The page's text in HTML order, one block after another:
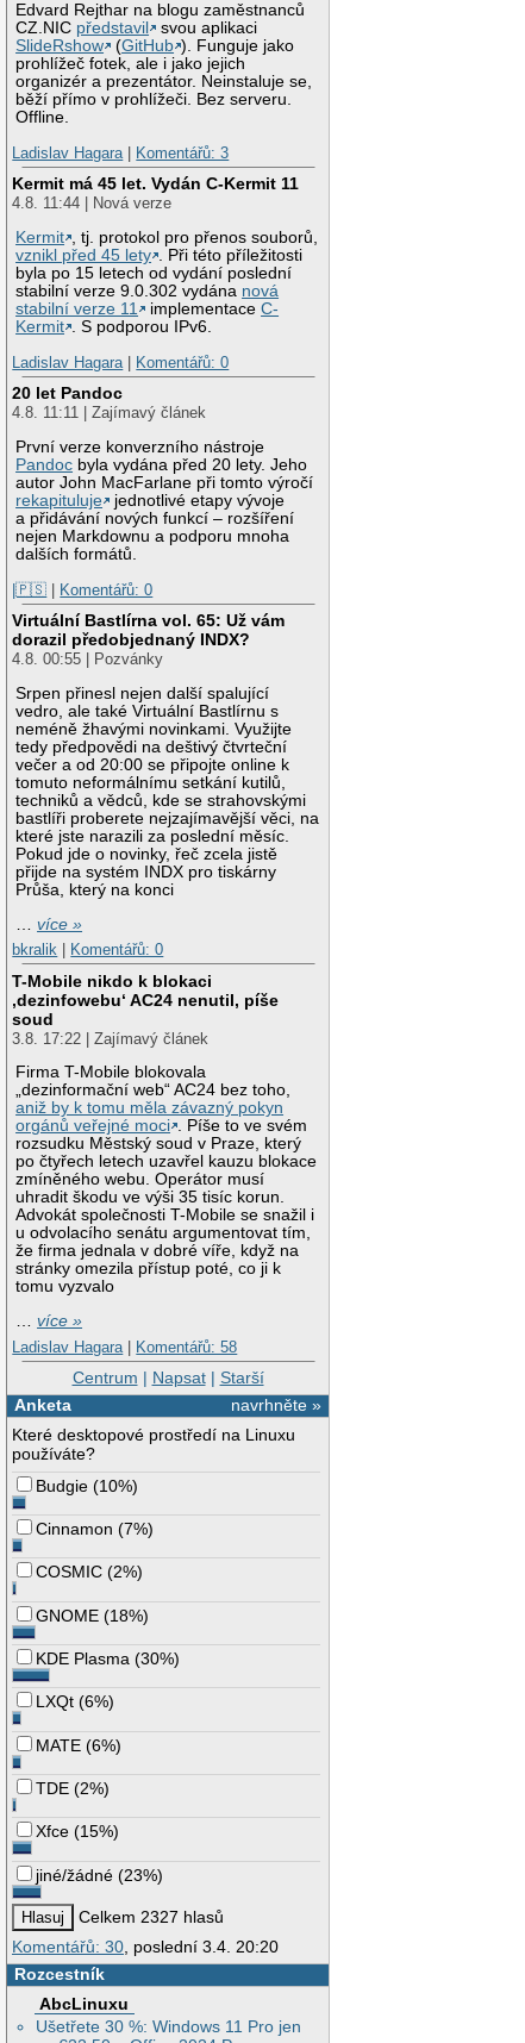
Edvard Rejthar na blogu zaměstnanců
CZ.NIC představil
svou aplikaci
SlideRshow
(GitHub ). Funguje jako
prohlížeč fotek, ale i jako jejich
organizér a prezentátor. Neinstaluje se,
běží přímo v prohlížeči. Bez serveru.
Offline.
Ladislav Hagara | Komentářů: 3
Kermit má 45 let. Vydán C-Kermit 11
4.8. 11:44 | Nová verze
Kermit , tj. protokol pro přenos souborů,
vznikl před 45 lety . Při této příležitosti
byla po 15 letech od vydání poslední
stabilní verze 9.0.302 vydána nová
stabilní verze 11
implementaceC-
Kermit . S podporou IPv6.
Ladislav Hagara | Komentářů: 0
20 let Pandoc
4.8. 11:11 | Zajímavý článek
První verze konverzního nástroje
Pandoc byla vydána před 20 lety. Jeho
autor John MacFarlane při tomto výročí
rekapituluje
jednotlivé etapy vývoje
a přidávání nových funkcí – rozšíření
nejen Markdownu a podporu mnoha
dalších formátů.
|🇵🇸 | Komentářů: 0
Virtuální Bastlírna vol. 65: Už vám
dorazil předobjednaný INDX?
4.8. 00:55 | Pozvánky
Srpen přinesl nejen další spalující
vedro, ale také Virtuální Bastlírnu s
neméně žhavými novinkami. Využijte
tedy předpovědi na deštivý čtvrteční
večer a od 20:00 se připojte online k
tomuto neformálnímu setkání kutilů,
techniků a vědců, kde se strahovskými
bastlíři proberete nejzajímavější věci, na
které jste narazili za poslední měsíc.
Pokud jde o novinky, řeč zcela jistě
přijde na systém INDX pro tiskárny
Průša, který na konci
…více »
bkralik
Komentářů: 0
T-Mobile nikdo k blokaci
‚dezinfowebu‘ AC24 nenutil, píše
soud
3.8. 17:22 | Zajímavý článek
Firma T-Mobile blokovala
„dezinformační web“ AC24 bez toho,
aniž by k tomu měla závazný pokyn
orgánů veřejné moci . Píše to ve svém
rozsudku Městský soud v Praze, který
po čtyřech letech uzavřel kauzu blokace
zmíněného webu. Operátor musí
uhradit škodu ve výši 35 tisíc korun.
Advokát společnosti T-Mobile se snažil i
u odvolacího senátu argumentovat tím,
že firma jednala v dobré víře, když na
stránky omezila přístup poté, co ji k
tomu vyzvalo
…více »
Ladislav Hagara | Komentářů: 58
Centrum | Napsat| Starší
navrhněte »
Anketa
Které desktopové prostředí na Linuxu
používáte?
Budgie (10%)
Cinnamon (7%)
COSMIC (2%)
GNOME (18%)
KDE Plasma (30%)
LXQt (6%)
MATE (6%)
TDE (2%)
Xfce (15%)
jiné/žádné (23%)
Celkem 2327 hlasů
Komentářů: 30, poslední 3.4. 20:20
Rozcestník
AbcLinuxu
Ušetřete 30 %: Windows 11 Pro jen